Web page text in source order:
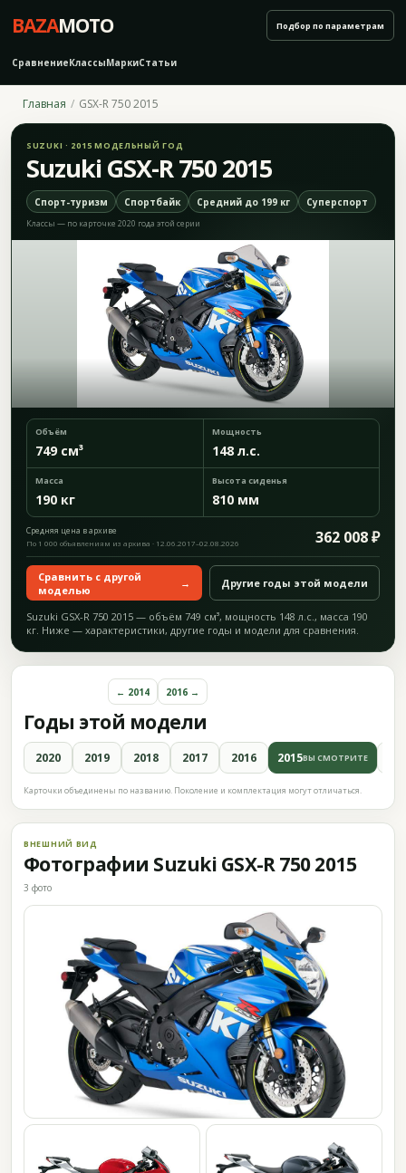
BAZAMOTO
СравнениеКлассыМаркиСтатьи
Подбор по параметрам
Главная GSX-R 750 2015
SUZUKI · 2015 МОДЕЛЬНЫЙ ГОД
Suzuki GSX-R 750 2015
Спорт-туризм Спортбайк Средний до 199 кг Суперспорт
Классы — по карточке 2020 года этой серии
Объём
749 см³
Мощность
148 л.с.
Масса
190 кг
Высота сиденья
810 мм
Средняя цена в архиве 362 008 ₽
По 1 000 объявлениям из архива · 12.06.2017–02.08.2026
Сравнить с другой
моделью
→ Другие годы этой модели
Suzuki GSX-R 750 2015 — объём 749 см³, мощность 148 л.с., масса 190
кг. Ниже — характеристики, другие годы и модели для сравнения.
Годы этой модели
← 2014 2016 →
2020 2019 2018 2017 2016 2015ВЫ СМОТРИТЕ
Карточки объединены по названию. Поколение и комплектация могут отличаться.
ВНЕШНИЙ ВИД
Фотографии Suzuki GSX-R 750 2015
3 фото